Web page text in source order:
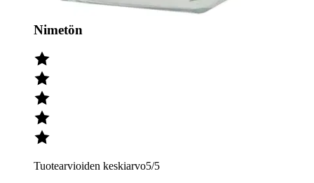
Nimetön
Tuotearvioiden keskiarvo5/5